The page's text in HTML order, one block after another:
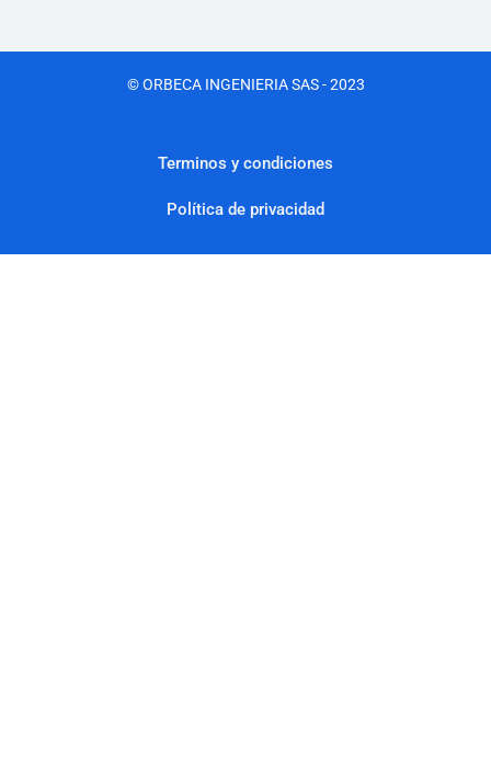
© ORBECA INGENIERIA SAS - 2023
Terminos y condiciones
Política de privacidad